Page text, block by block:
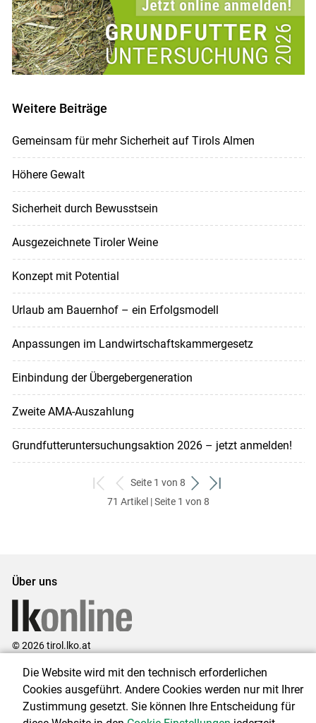
Weitere Beiträge
Gemeinsam für mehr Sicherheit auf Tirols Almen
Höhere Gewalt
Sicherheit durch Bewusstsein
Ausgezeichnete Tiroler Weine
Konzept mit Potential
Urlaub am Bauernhof – ein Erfolgsmodell
Anpassungen im Landwirtschaftskammergesetz
Einbindung der Übergebergeneration
Zweite AMA-Auszahlung
Grundfutteruntersuchungsaktion 2026 – jetzt anmelden!
zum
ersten
zurück
zum
Seite 1 von 8
weiter
zum
zum
71 Artikel | Seite 1 von 8
Über uns
© 2026 tirol.lko.at
Brixner Straße 1, 6020 Innsbruck
Die Website wird mit den technisch erforderlichen
Cookies ausgeführt. Andere Cookies werden nur mit Ihrer
Zustimmung gesetzt. Sie können Ihre Entscheidung für